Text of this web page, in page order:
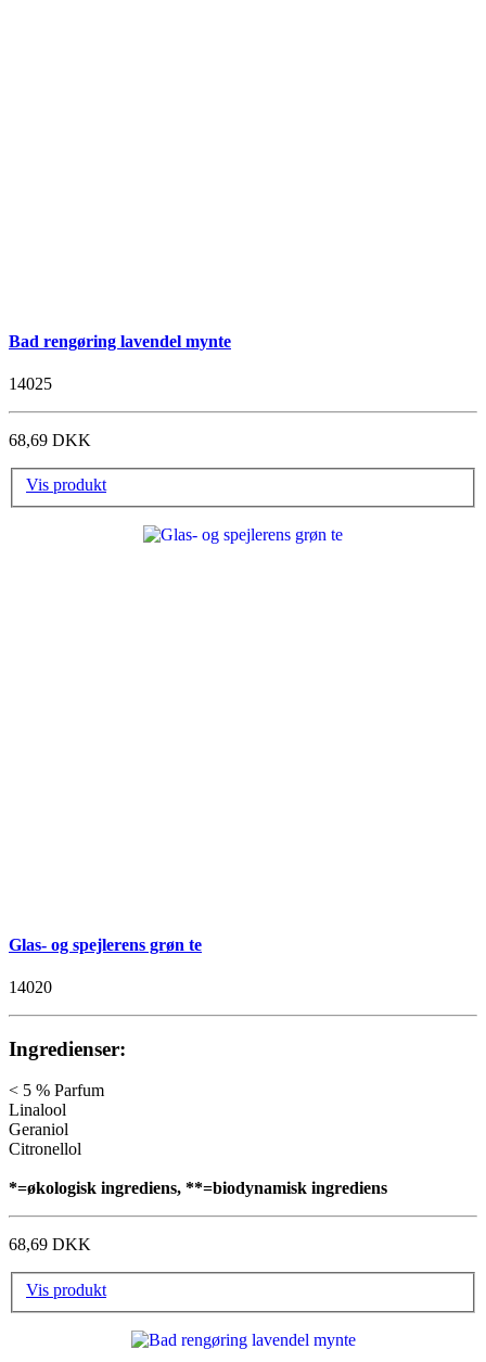
Bad rengøring lavendel mynte
14025
68,69 DKK
Vis produkt
Glas- og spejlerens grøn te
14020
Ingredienser:
< 5 % Parfum
Linalool
Geraniol
Citronellol
*=økologisk ingrediens, **=biodynamisk ingrediens
68,69 DKK
Vis produkt